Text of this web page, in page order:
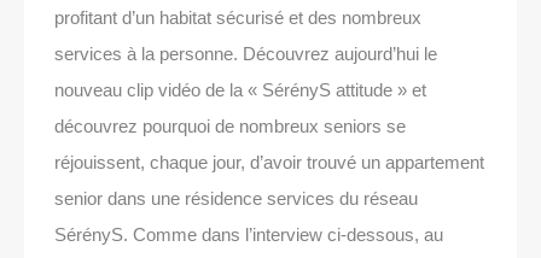
profitant d’un habitat sécurisé et des nombreux
services à la personne. Découvrez aujourd’hui le
nouveau clip vidéo de la « SérényS attitude » et
découvrez pourquoi de nombreux seniors se
réjouissent, chaque jour, d’avoir trouvé un appartement
senior dans une résidence services du réseau
SérényS. Comme dans l’interview ci-dessous, au